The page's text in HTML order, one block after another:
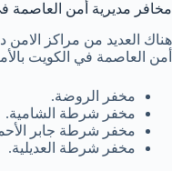
مخافر مديرية أمن العاصمة
هناك العديد من مراكز
أمن العاصمة في الكويت
مخفر الروضة.
مخفر شرطة الشامية.
مخفر شرطة جابر
مخفر شرطة العديلية.